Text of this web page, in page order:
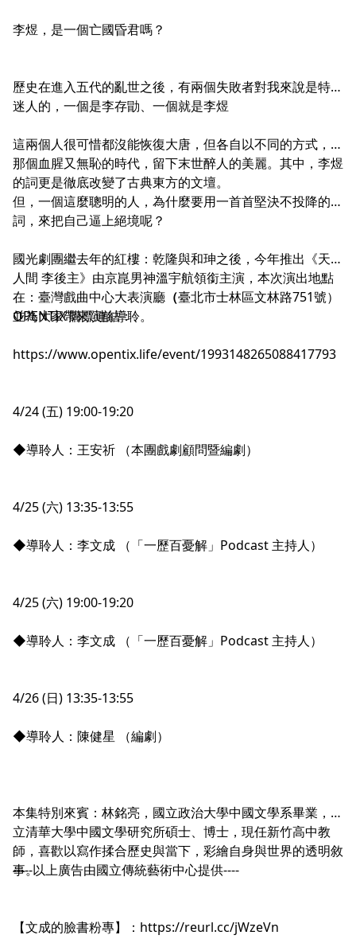
李煜，是一個亡國昏君嗎？
歷史在進入五代的亂世之後，有兩個失敗者對我來說是特別
迷人的，一個是李存勖、一個就是李煜
這兩個人很可惜都沒能恢復大唐，但各自以不同的方式，為
那個血腥又無恥的時代，留下末世醉人的美麗。其中，李煜
的詞更是徹底改變了古典東方的文壇。
但，一個這麼聰明的人，為什麼要用一首首堅決不投降的
詞，來把自己逼上絕境呢？
國光劇團繼去年的紅樓：乾隆與和珅之後，今年推出《天上
人間 李後主》由京崑男神溫宇航領銜主演，本次演出地點
在：臺灣戲曲中心大表演廳 （臺北市士林區文林路751號）
並為大家帶來演前導聆。
OPENTIX 購票連結：
https://www.opentix.life/event/1993148265088417793
4/24 (五) 19:00-19:20
◆導聆人：王安祈 （本團戲劇顧問暨編劇）
4/25 (六) 13:35-13:55
◆導聆人：李文成 （「一歷百憂解」Podcast 主持人）
4/25 (六) 19:00-19:20
◆導聆人：李文成 （「一歷百憂解」Podcast 主持人）
4/26 (日) 13:35-13:55
◆導聆人：陳健星 （編劇）
本集特別來賓：林銘亮，國立政治大學中國文學系畢業，國
立清華大學中國文學研究所碩士、博士，現任新竹高中教
師，喜歡以寫作揉合歷史與當下，彩繪自身與世界的透明敘
事。
-----以上廣告由國立傳統藝術中心提供----
【文成的臉書粉專】： https://reurl.cc/jWzeVn